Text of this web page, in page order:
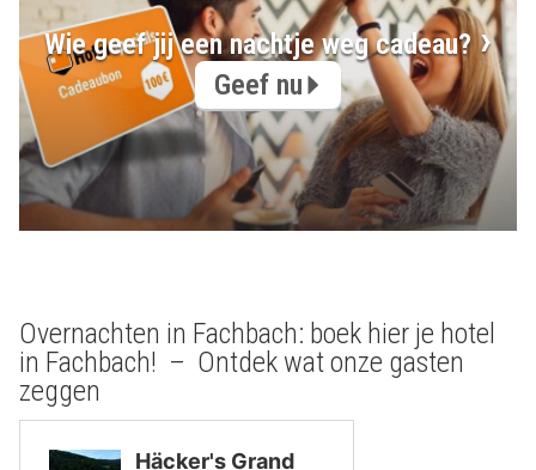
Wie geef jij een nachtje weg cadeau?
Geef nu
Overnachten in Fachbach: boek hier je hotel
in Fachbach! – Ontdek wat onze gasten
zeggen
Häcker's Grand